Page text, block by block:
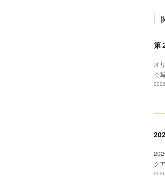
第
オ
会
ク